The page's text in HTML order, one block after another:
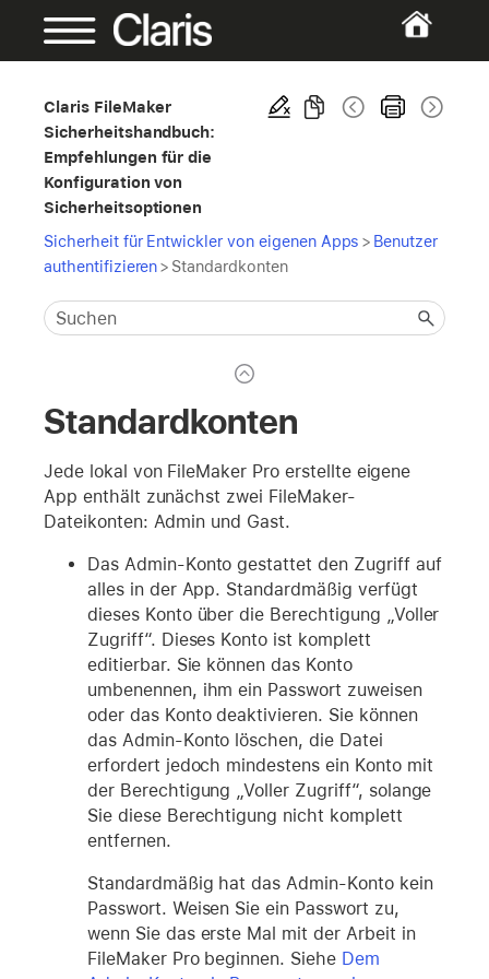
Claris FileMaker
Sicherheitshandbuch:
Empfehlungen für die
Konfiguration von
Sicherheitsoptionen
Sicherheit für Entwickler von eigenen Apps > Benutzer
authentifizieren> Standardkonten
Standardkonten
Jede lokal von FileMaker Pro erstellte eigene
App enthält zunächst zwei FileMaker-
Dateikonten: Admin und Gast.
Das Admin-Konto gestattet den Zugriff auf
alles in der App. Standardmäßig verfügt
dieses Konto über die Berechtigung „Voller
Zugriff“. Dieses Konto ist komplett
editierbar. Sie können das Konto
umbenennen, ihm ein Passwort zuweisen
oder das Konto deaktivieren. Sie können
das Admin-Konto löschen, die Datei
erfordert jedoch mindestens ein Konto mit
der Berechtigung „Voller Zugriff“, solange
Sie diese Berechtigung nicht komplett
entfernen.
Standardmäßig hat das Admin-Konto kein
Passwort. Weisen Sie ein Passwort zu,
wenn Sie das erste Mal mit der Arbeit in
FileMaker Pro beginnen. Siehe Dem